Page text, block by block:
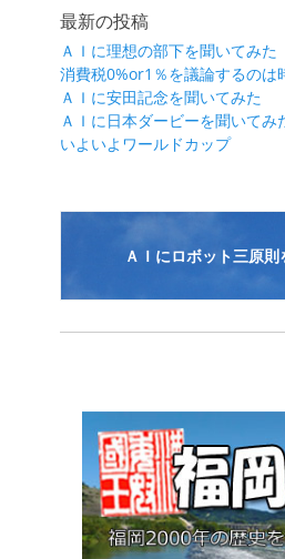
ビ
ゲ
ー
シ
ョ
投
稿:
最新の投稿
ＡＩに理想の部下を聞いてみた
消費税0%or1％を議論するのは
ＡＩに安田記念を聞いてみた
ＡＩに日本ダービーを聞いてみ
いよいよワールドカップ
ＡＩにロボット三原